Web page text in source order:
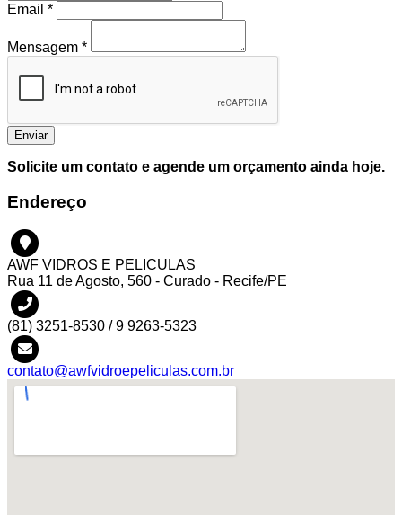
Email *
Mensagem *
Enviar
Solicite um contato e agende um orçamento ainda hoje.
Endereço
AWF VIDROS E PELICULAS
Rua 11 de Agosto, 560 - Curado - Recife/PE
(81) 3251-8530 / 9 9263-5323
contato@awfvidroepeliculas.com.br